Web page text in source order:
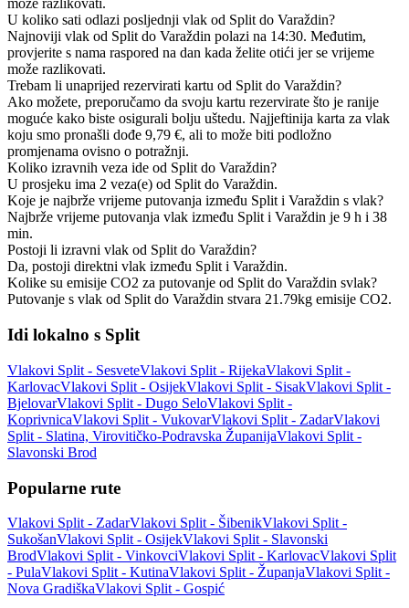
može razlikovati.
U koliko sati odlazi posljednji vlak od Split do Varaždin?
Najnoviji vlak od Split do Varaždin polazi na 14:30. Međutim,
provjerite s nama raspored na dan kada želite otići jer se vrijeme
može razlikovati.
Trebam li unaprijed rezervirati kartu od Split do Varaždin?
Ako možete, preporučamo da svoju kartu rezervirate što je ranije
moguće kako biste osigurali bolju uštedu. Najjeftinija karta za vlak
koju smo pronašli dođe 9,79 €, ali to može biti podložno
promjenama ovisno o potražnji.
Koliko izravnih veza ide od Split do Varaždin?
U prosjeku ima 2 veza(e) od Split do Varaždin.
Koje je najbrže vrijeme putovanja između Split i Varaždin s vlak?
Najbrže vrijeme putovanja vlak između Split i Varaždin je 9 h i 38
min.
Postoji li izravni vlak od Split do Varaždin?
Da, postoji direktni vlak između Split i Varaždin.
Kolike su emisije CO2 za putovanje od Split do Varaždin svlak?
Putovanje s vlak od Split do Varaždin stvara 21.79kg emisije CO2.
Idi lokalno s Split
Vlakovi Split - SesveteVlakovi Split - RijekaVlakovi Split -
KarlovacVlakovi Split - OsijekVlakovi Split - SisakVlakovi Split -
BjelovarVlakovi Split - Dugo SeloVlakovi Split -
KoprivnicaVlakovi Split - VukovarVlakovi Split - ZadarVlakovi
Split - Slatina, Virovitičko-Podravska ŽupanijaVlakovi Split -
Slavonski Brod
Popularne rute
Vlakovi Split - ZadarVlakovi Split - ŠibenikVlakovi Split -
SukošanVlakovi Split - OsijekVlakovi Split - Slavonski
BrodVlakovi Split - VinkovciVlakovi Split - KarlovacVlakovi Split
- PulaVlakovi Split - KutinaVlakovi Split - ŽupanjaVlakovi Split -
Nova GradiškaVlakovi Split - Gospić